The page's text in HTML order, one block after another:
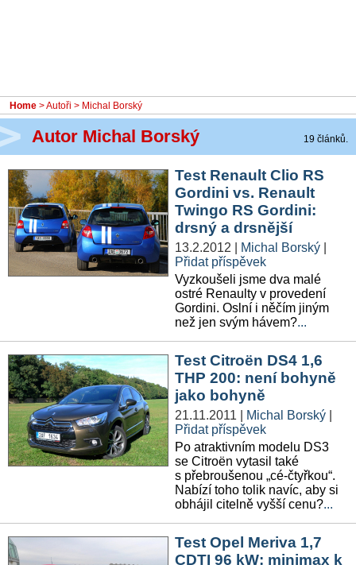
Home >Autoři > Michal Borský
Autor Michal Borský 19 článků.
Test Renault Clio RS
Gordini vs. Renault
Twingo RS Gordini:
drsný a drsnější
13.2.2012 Michal Borský
Přidat příspěvek
Vyzkoušeli jsme dva malé
ostré Renaulty v provedení
Gordini. Oslní i něčím jiným
než jen svým hávem?...
Test Citroën DS4 1,6
THP 200: není bohyně
jako bohyně
21.11.2011 Michal Borský
Přidat příspěvek
Po atraktivním modelu DS3
se Citroën vytasil také
s přebroušenou „cé-čtyřkou“.
Nabízí toho tolik navíc, aby si
obhájil citelně vyšší cenu?...
Test Opel Meriva 1,7
CDTI 96 kW: minimax k